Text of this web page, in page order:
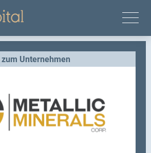
zum Unternehmen